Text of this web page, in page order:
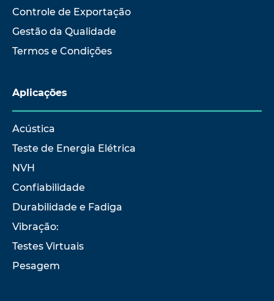
Controle de Exportação
Gestão da Qualidade
Termos e Condições
Aplicações
Acústica
Teste de Energia Elétrica
NVH
Confiabilidade
Durabilidade e Fadiga
Vibração:
Testes Virtuais
Pesagem